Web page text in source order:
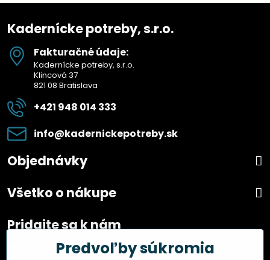
Kadernícke potreby, s.r.o.
Fakturačné údaje:
Kadernícke potreby, s.r.o.
Klincová 37
821 08 Bratislava
+421 948 014 333
info​@kadernickepotreby​.sk
Objednávky
Všetko o nákupe
Pridajte sa k nám
FacebookPredvoľby súkromia